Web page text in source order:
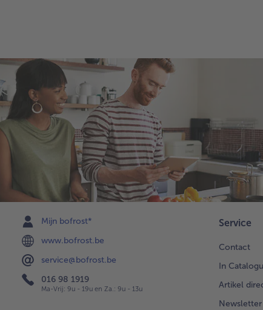
Mijn bofrost*
www.bofrost.be
service@bofrost.be
016 98 1919
Ma-Vrij: 9u - 19u en Za.: 9u - 13u
Service
Contact
In
Artikel
Newsletter